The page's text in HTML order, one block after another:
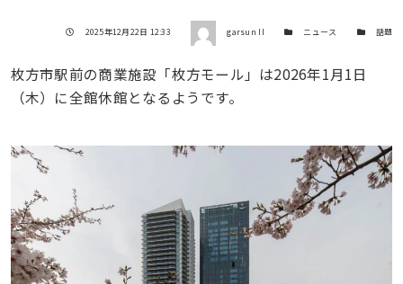
投稿日
2025年12月22日 12:33 著者 garsun II カテゴリー
ニュース カテゴリー
話題
枚方市駅前の商業施設「枚方モール」は2026年1月1日
（木）に全館休館となるようです。